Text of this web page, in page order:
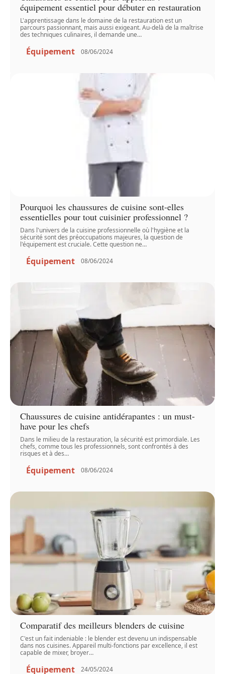
équipement essentiel pour débuter en restauration
L'apprentissage dans le domaine de la restauration est un
parcours passionnant, mais aussi exigeant. Au-delà de la maîtrise
des techniques culinaires, il demande une…
Équipement 08/06/2024
Pourquoi les chaussures de cuisine sont-elles
essentielles pour tout cuisinier professionnel ?
Dans l'univers de la cuisine professionnelle où l'hygiène et la
sécurité sont des préoccupations majeures, la question de
l'équipement est cruciale. Cette question ne…
Équipement 08/06/2024
Chaussures de cuisine antidérapantes : un must-
have pour les chefs
Dans le milieu de la restauration, la sécurité est primordiale. Les
chefs, comme tous les professionnels, sont confrontés à des
risques et à des…
Équipement 08/06/2024
Comparatif des meilleurs blenders de cuisine
C'est un fait indeniable : le blender est devenu un indispensable
dans nos cuisines. Appareil multi-fonctions par excellence, il est
capable de mixer, broyer…
Équipement 24/05/2024